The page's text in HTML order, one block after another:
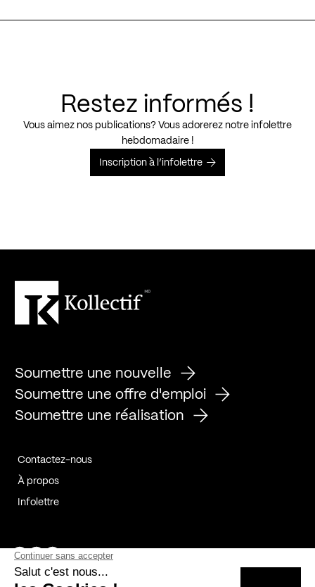
Restez informés !
Vous aimez nos publications? Vous adorerez notre infolettre
hebdomadaire !
Inscription à l’infolettre
Soumettre une nouvelle
Soumettre une offre d'emploi
Soumettre une réalisation
Contactez-nous
À propos
Infolettre
Page Facebook de Kollectif
Page Instagram de Kollectif
Page Linkedin de Kollectif